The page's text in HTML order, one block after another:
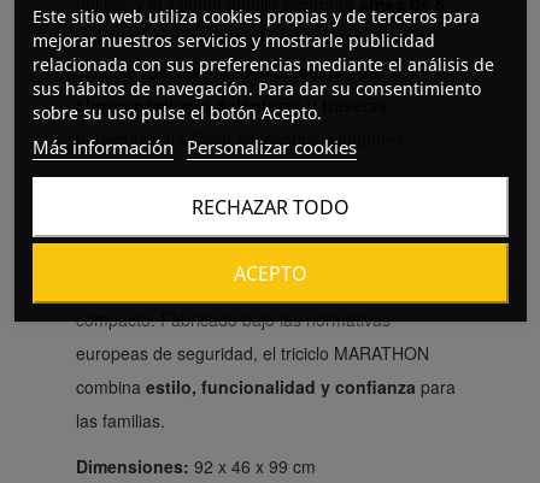
puntosyreposapiés plegablespara mayor
confort. También dispone decestas de
almacenamiento delanteras y traseras
perfectas para llevar accesorios o juguetes.
Cuando el niño crece, el triciclo se convierte en un
modelo clásico retirando eltoldo, el manillar
respaldo plegable facilita su almacenamiento
compacto. Fabricado bajo las normativas
europeas de seguridad, el triciclo MARATHON
combina estilo, funcionalidad y confianza para
las familias.
Dimensiones: 92 x 46 x 99 cm
Este sitio web utiliza cookies propias y de terceros para
mejorar nuestros servicios y mostrarle publicidad
relacionada con sus preferencias mediante el análisis de
sus hábitos de navegación. Para dar su consentimiento
sobre su uso pulse el botón Acepto.
Más información Personalizar cookies
RECHAZAR TODO
ACEPTO